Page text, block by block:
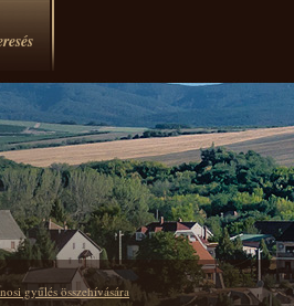
gyűlés összehívására